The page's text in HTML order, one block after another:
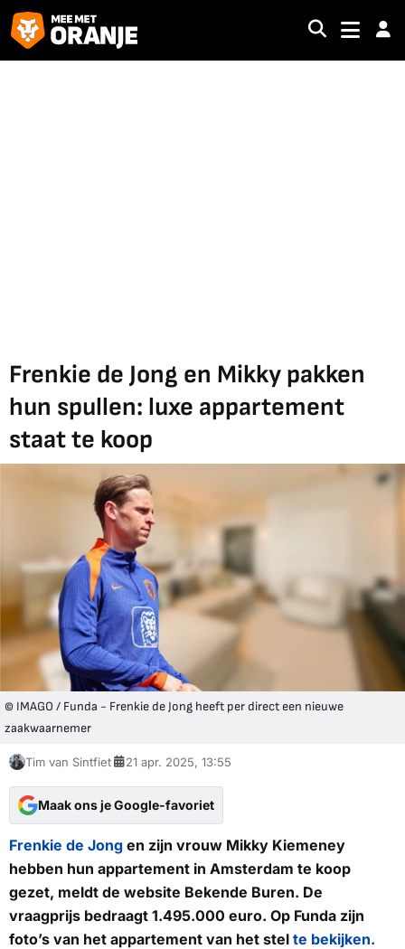
Frenkie de Jong en Mikky pakken
hun spullen: luxe appartement
staat te koop
© IMAGO / Funda - Frenkie de Jong heeft per direct een nieuwe
zaakwaarnemer
Tim van Sintfiet 21 apr. 2025, 13:55
Maak ons je Google-favoriet
Frenkie de Jong en zijn vrouw Mikky Kiemeney
hebben hun appartement in Amsterdam te koop
gezet, meldt de website Bekende Buren. De
vraagprijs bedraagt 1.495.000 euro. Op Funda zijn
foto’s van het appartement van het stel te bekijken.